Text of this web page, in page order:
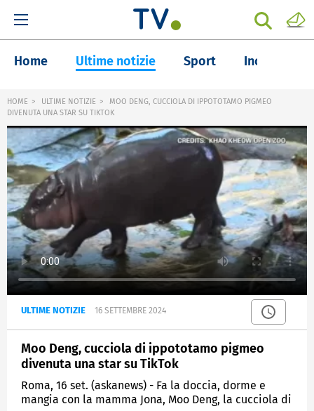
Home Ultime notizie Sport Inchieste
HOME ULTIME NOTIZIE
MOO DENG, CUCCIOLA DI IPPOTOTAMO PIGMEO
DIVENUTA UNA STAR SU TIKTOK
ULTIME NOTIZIE 16 SETTEMBRE 2024
Moo Deng, cucciola di ippototamo pigmeo
divenuta una star su TikTok
Roma, 16 set. (askanews) - Fa la doccia, dorme e
mangia con la mamma Jona, Moo Deng, la cucciola di